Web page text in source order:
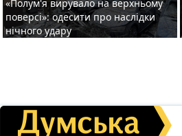
«Полум'я вирувало на верхньому
поверсі»: одесити про наслідки
нічного удару